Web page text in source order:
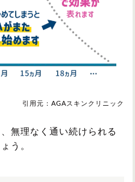
引用元：AGAスキンクリニック
無理なく通い続けられる
う。